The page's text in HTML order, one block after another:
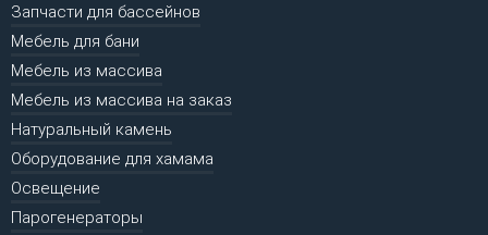
Запчасти для бассейнов
Мебель для бани
Мебель из массива
Мебель из массива на заказ
Натуральный камень
Оборудование для хамама
Освещение
Парогенераторы